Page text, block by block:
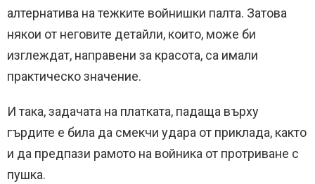
алтернатива на тежките войнишки палта. Затова
някои от неговите детайли, които, може би
изглеждат, направени за красота, са имали
практическо значение.
И така, задачата на платката, падаща върху
гърдите е била да смекчи удара от приклада, както
и да предпази рамото на войника от протриване с
пушка.